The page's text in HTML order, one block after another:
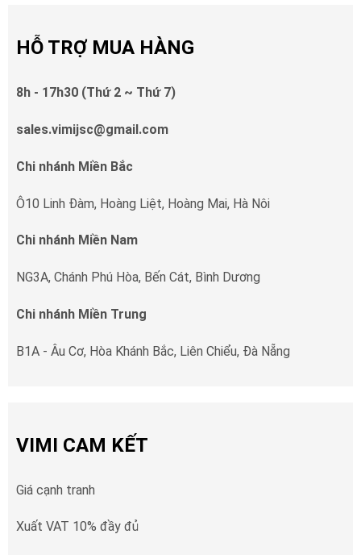
HỖ TRỢ MUA HÀNG
8h - 17h30 (Thứ 2 ~ Thứ 7)
sales.vimijsc@gmail.com
Chi nhánh Miền Bắc
Ô10 Linh Đàm, Hoàng Liệt, Hoàng Mai, Hà Nôi
Chi nhánh Miền Nam
NG3A, Chánh Phú Hòa, Bến Cát, Bình Dương
Chi nhánh Miền Trung
B1A - Âu Cơ, Hòa Khánh Bắc, Liên Chiểu, Đà Nẵng
VIMI CAM KẾT
Giá cạnh tranh
Xuất VAT 10% đầy đủ